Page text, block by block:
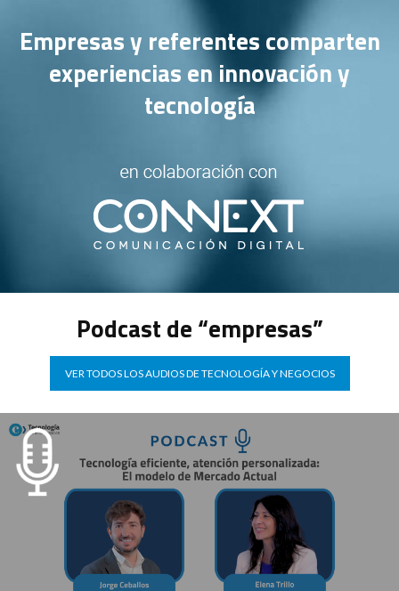
Empresas y referentes comparten
experiencias en innovación y
tecnología
Podcast de “empresas”
VER TODOS LOS AUDIOS DE TECNOLOGÍA Y NEGOCIOS